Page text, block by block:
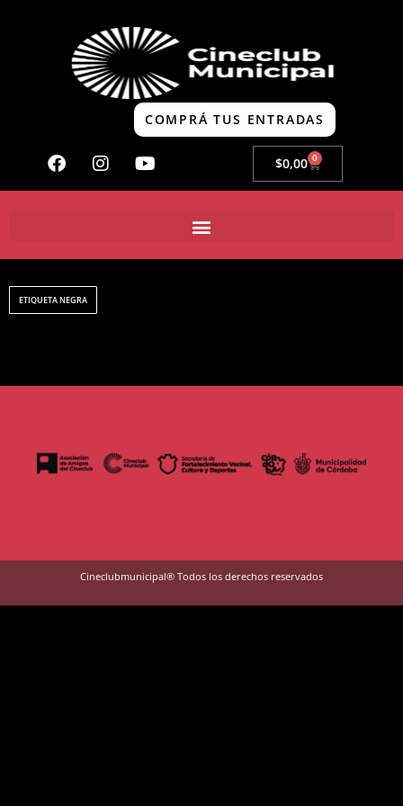
COMPRÁ TUS ENTRADAS
$0,00 0
ETIQUETA NEGRA
Cineclubmunicipal® Todos los derechos reservados